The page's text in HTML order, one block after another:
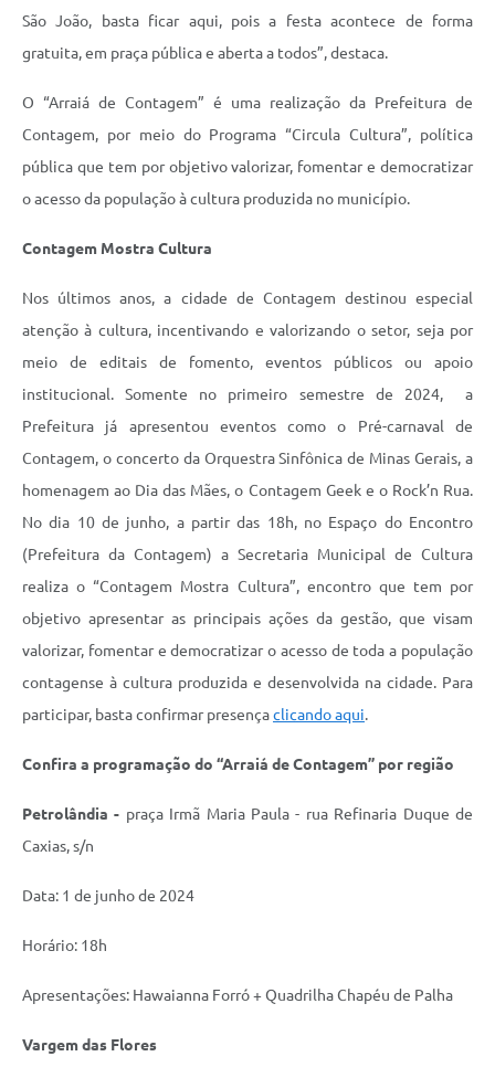
São João, basta ficar aqui, pois a festa acontece de forma
gratuita, em praça pública e aberta a todos”, destaca.
O “Arraiá de Contagem” é uma realização da Prefeitura de
Contagem, por meio do Programa “Circula Cultura”, política
pública que tem por objetivo valorizar, fomentar e democratizar
o acesso da população à cultura produzida no município.
Contagem Mostra Cultura
Nos últimos anos, a cidade de Contagem destinou especial
atenção à cultura, incentivando e valorizando o setor, seja por
meio de editais de fomento, eventos públicos ou apoio
institucional. Somente no primeiro semestre de 2024, a
Prefeitura já apresentou eventos como o Pré-carnaval de
Contagem, o concerto da Orquestra Sinfônica de Minas Gerais, a
homenagem ao Dia das Mães, o Contagem Geek e o Rock’n Rua.
No dia 10 de junho, a partir das 18h, no Espaço do Encontro
(Prefeitura da Contagem) a Secretaria Municipal de Cultura
realiza o “Contagem Mostra Cultura”, encontro que tem por
objetivo apresentar as principais ações da gestão, que visam
valorizar, fomentar e democratizar o acesso de toda a população
contagense à cultura produzida e desenvolvida na cidade. Para
participar, basta confirmar presençaclicando aqui.
Confira a programação do “Arraiá de Contagem” por região
Petrolândia - praça Irmã Maria Paula - rua Refinaria Duque de
Caxias, s/n
Data: 1 de junho de 2024
Horário: 18h
Apresentações: Hawaianna Forró + Quadrilha Chapéu de Palha
Vargem das Flores